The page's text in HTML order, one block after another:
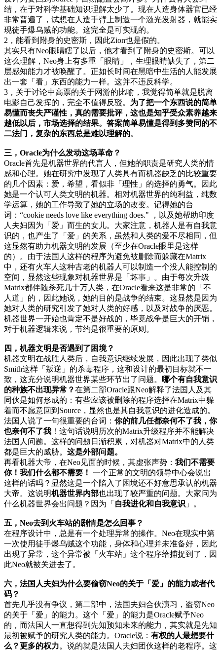
结，在于对科学基础知识理解太少了。现在人造身体器官已经
非常普遍了，试想在人造手臂上制造一个激光发射器，就能实
现徒手爆乌贼的功能。这完全是可实现的。
2，能看到附身的史密斯，因此Zion也是假的。
其实只有Neo眼睛瞎了以后，他才看到了附身的史密斯。可以
这么理解，Neo身上有多重「眼睛」，生理眼睛缺失了，第二
层感知能力才被唤醒了。正如长时间在黑暗中生活的人能发展
出一套「看」东西的能力一样。这并不违反科学。
3，关于讨论中高票的关于网游的比喻，我觉得简单就是脱离
电影自己发挥的，完全不值得反驳。 为了把一个东西说的简单
易懂而丧失严谨性，真的需要批评，这也是知乎受众素养越来
越低以后，市场选择的结果。答案简单易懂是得到多赞同的不
二法门，复杂的东西总是难以理解的。
三，Oracle为什么发动这场革命？
Oracle首先是机器世界的代言人，但她的职责是研究人类的情
感和心理。她在研究中发现了人类具有而机器缺乏的比较重要
的几个因素：爱，希望，看似非「理性」的选择的勇气。因此
她是一个认可人类文明的机器。相对机器世界的纯利益，纯数
学运算，她的工作导致了她的立场的改变。记得她的台
词：“cookie needs love like everything does." ，以及她帮助印度
人夫妇因为「爱」而生的女儿。大家注意，机器人是有自我意
识的，也产生了「爱」的关系，虽然和人类的爱不尽相同，但
这显然有助力机器文明的发展（至少在Oracle眼里是这样
的）。由于法国人这样的程序为避免被删除而躲藏在Matrix
中，还有火车人这种古老的机器人可以制造一个没人能控制的
空间，显然这些现象对机器世界是「坏事」。由于每次升级
Matrix都伴随杀死几十万人类，在Oracle看来这是非常的「不
人道」的，因此她说，她的目的是战争的结束。这显然是因为
她对人类的研究引发了她对人类的好感，以及对战争的厌恶。
机器世界一开始也肯定不是好战的，毕竟战争是巨大的开销，
对于机器逻辑来说，节约是很重要的原则。
四，机器文明是否遇到了困境？
机器文明在战胜人类后，自我意识继续发展，因此出现了类似
Smith这样「叛逆」的杀毒程序，这和设计的最初目标就不一
致，这充分说明机器世界某些环节出了问题。
哪个有自我意识
的种族不出现异常？在第二部Oracle跟Neo解释了法国人及其
同伙是如何形成的：有些应该被删除的程序选择在Matrix中躲
着而不愿意回到Source，显然也是其自我意识的进化造成的。
法国人说了一句很重要的台词： 你的前几任都奈何不了我，你
也奈何不了我 ！这句话说明历次的Matrix升级程序并不能解决
法国人问题。这样的问题日渐积累，对机器对Matrix中的人类
都是巨大的威胁。 这是外部问题。
再看机器大帝，在Neo见面的时候，其虚张声势： 我们不需要
你！我们什么都不需要！ 一个正常的文明的领导中心会说出
这样的话吗？显然这是一个陷入了困境还不好意思承认的机器
大帝。这说明机器世界内部也出现了较严重的问题。大家问为
什么机器世界会出问题？因为「 自我进化和自我意识 」。
五，Neo去到火车站的剧情是怎么回事？
在程序设计中，总是有一个处理异常的操作。Neo在现实中第
一次使用徒手爆乌贼这个功能，身体和心理并未准备好，因此
出现了异常，这个异常被「火车站」这个程序给捕捉到了，因
此Neo就被关进去了。
六，法国人夫妇为什么要偷窃Neo的关于「爱」的能力或者代
码？
首先几乎没有争议，第二部中，法国夫妇合伙演习，盗窃Neo
的关于「爱」的能力。这个「爱」的能力是Oracle赋予Neo
的，而法国人一直想得到先知预知未来的能力，其实就是先知
最初被赋予的研究人类的能力。Oracle说： 有权的人最想要什
么？更多的权力。说的就是法国人夫妇团伙这样的老程序。这